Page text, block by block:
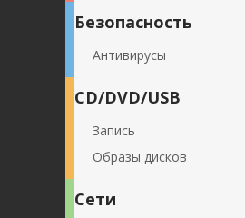
Безопасность
Антивирусы
CD/DVD/USB
Запись
Образы дисков
Сети